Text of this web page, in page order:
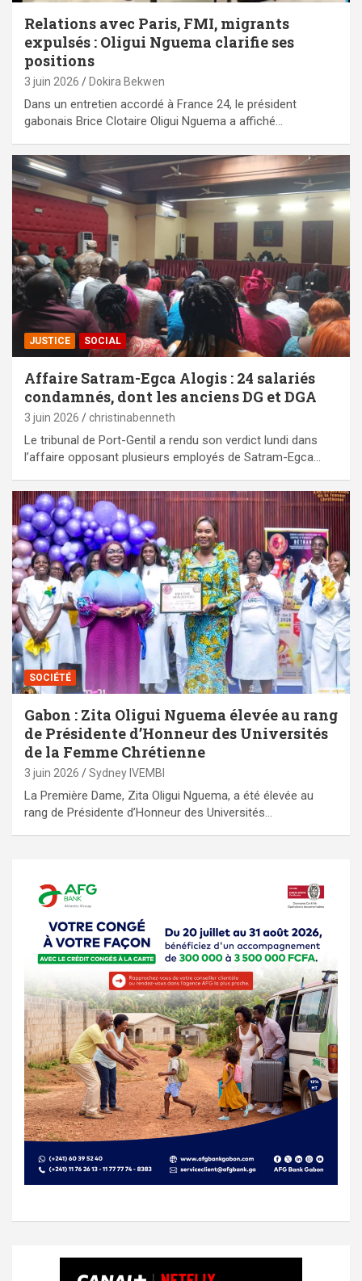
Relations avec Paris, FMI, migrants
expulsés : Oligui Nguema clarifie ses
positions
3 juin 2026 Dokira Bekwen
Dans un entretien accordé à France 24, le président
gabonais Brice Clotaire Oligui Nguema a affiché…
JUSTICE SOCIAL
Affaire Satram-Egca Alogis : 24 salariés
condamnés, dont les anciens DG et DGA
3 juin 2026 christinabenneth
Le tribunal de Port-Gentil a rendu son verdict lundi dans
l’affaire opposant plusieurs employés de Satram-Egca…
SOCIÉTÉ
Gabon : Zita Oligui Nguema élevée au rang
de Présidente d’Honneur des Universités
de la Femme Chrétienne
3 juin 2026 Sydney IVEMBI
La Première Dame, Zita Oligui Nguema, a été élevée au
rang de Présidente d’Honneur des Universités…